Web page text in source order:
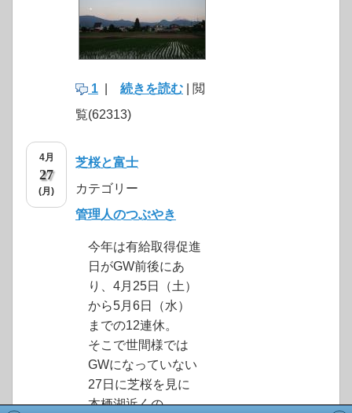
1 続きを読む | 閲
覧(62313)
4月
27
(月)
芝桜と富士
カテゴリー
管理人のつぶやき
今年は有給取得促進
日がGW前後にあ
り、4月25日（土）
から5月6日（水）
までの12連休。
そこで世間様では
GWになっていない
27日に芝桜を見に
本栖湖近くの